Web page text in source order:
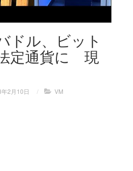
ドル、ビット
定通貨に 現
2月10日 / VM